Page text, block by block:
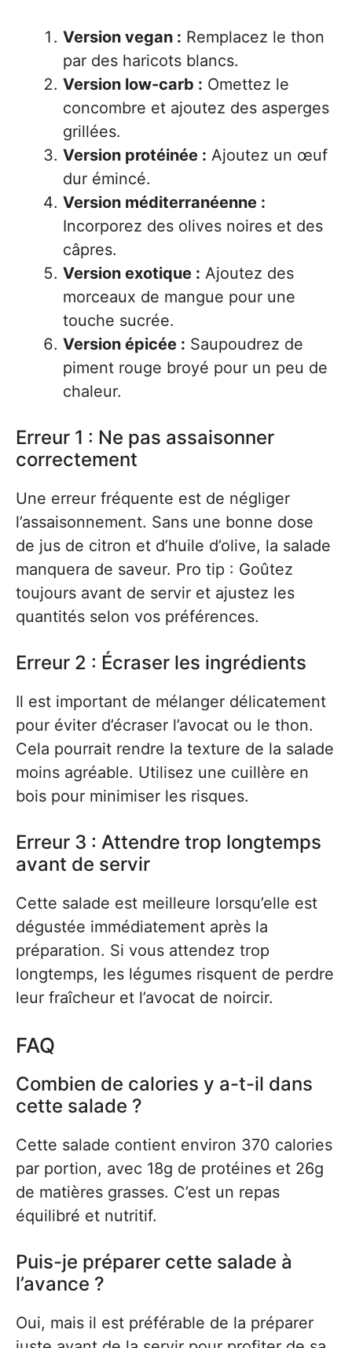
Version vegan : Remplacez le thon
par des haricots blancs.
Version low-carb : Omettez le
concombre et ajoutez des asperges
grillées.
Version protéinée : Ajoutez un œuf
dur émincé.
Version méditerranéenne :
Incorporez des olives noires et des
câpres.
Version exotique : Ajoutez des
morceaux de mangue pour une
touche sucrée.
Version épicée : Saupoudrez de
piment rouge broyé pour un peu de
chaleur.
Erreur 1 : Ne pas assaisonner
correctement
Une erreur fréquente est de négliger
l’assaisonnement. Sans une bonne dose
de jus de citron et d’huile d’olive, la salade
manquera de saveur. Pro tip : Goûtez
toujours avant de servir et ajustez les
quantités selon vos préférences.
Erreur 2 : Écraser les ingrédients
Il est important de mélanger délicatement
pour éviter d’écraser l’avocat ou le thon.
Cela pourrait rendre la texture de la salade
moins agréable. Utilisez une cuillère en
bois pour minimiser les risques.
Erreur 3 : Attendre trop longtemps
avant de servir
Cette salade est meilleure lorsqu’elle est
dégustée immédiatement après la
préparation. Si vous attendez trop
longtemps, les légumes risquent de perdre
leur fraîcheur et l’avocat de noircir.
FAQ
Combien de calories y a-t-il dans
cette salade ?
Cette salade contient environ 370 calories
par portion, avec 18g de protéines et 26g
de matières grasses. C’est un repas
équilibré et nutritif.
Puis-je préparer cette salade à
l’avance ?
Oui, mais il est préférable de la préparer